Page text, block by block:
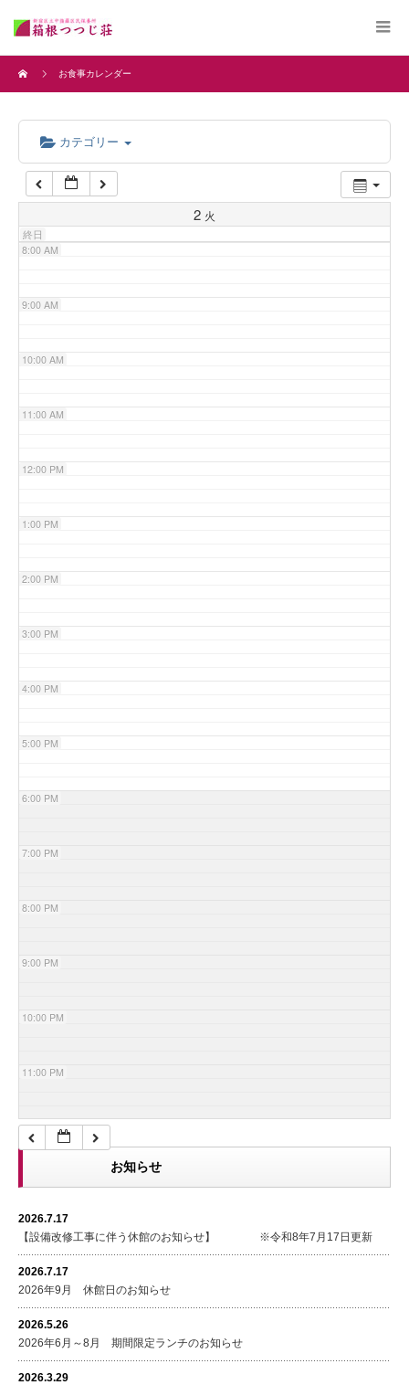
お食事カレンダー
カテゴリー
2 火
終日
4:00 AM
6:00 AM
7:00 AM
8:00 AM
9:00 AM
10:00 AM
11:00 AM
12:00 PM
1:00 PM
2:00 PM
3:00 PM
4:00 PM
5:00 PM
6:00 PM
7:00 PM
8:00 PM
9:00 PM
10:00 PM
11:00 PM
お知らせ
2026.7.17
【設備改修工事に伴う休館のお知らせ】 ※令和8年7月17日更新
2026.7.17
2026年9月 休館日のお知らせ
2026.5.26
2026年6月～8月 期間限定ランチのお知らせ
2026.3.29